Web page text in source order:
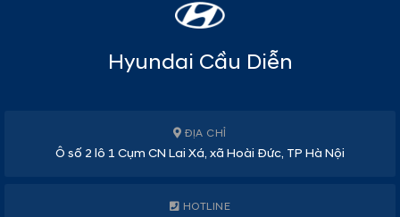
Hyundai Cầu Diễn
ĐỊA CHỈ
Ô số 2 lô 1 Cụm CN Lai Xá, xã Hoài Đức, TP Hà Nội
HOTLINE